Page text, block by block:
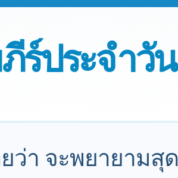
ร์ประจำวัน
ว่า จะพยายามสุ